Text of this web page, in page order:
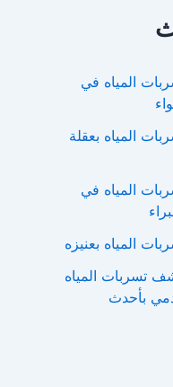
المياه في
المياه بعقلة
المياه في
المياه بعنيزه
تسربات المياه
بأحدث